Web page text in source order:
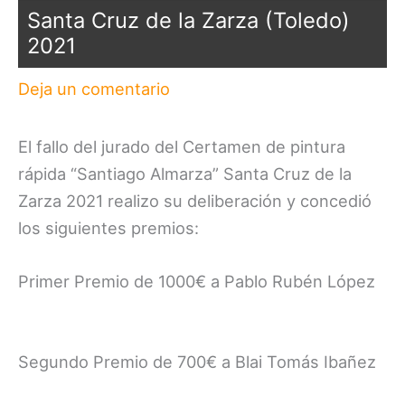
Santa Cruz de la Zarza (Toledo)
2021
Deja un comentario
El fallo del jurado del Certamen de pintura
rápida “Santiago Almarza” Santa Cruz de la
Zarza 2021 realizo su deliberación y concedió
los siguientes premios:
Primer Premio de 1000€ a Pablo Rubén López
Segundo Premio de 700€ a Blai Tomás Ibañez